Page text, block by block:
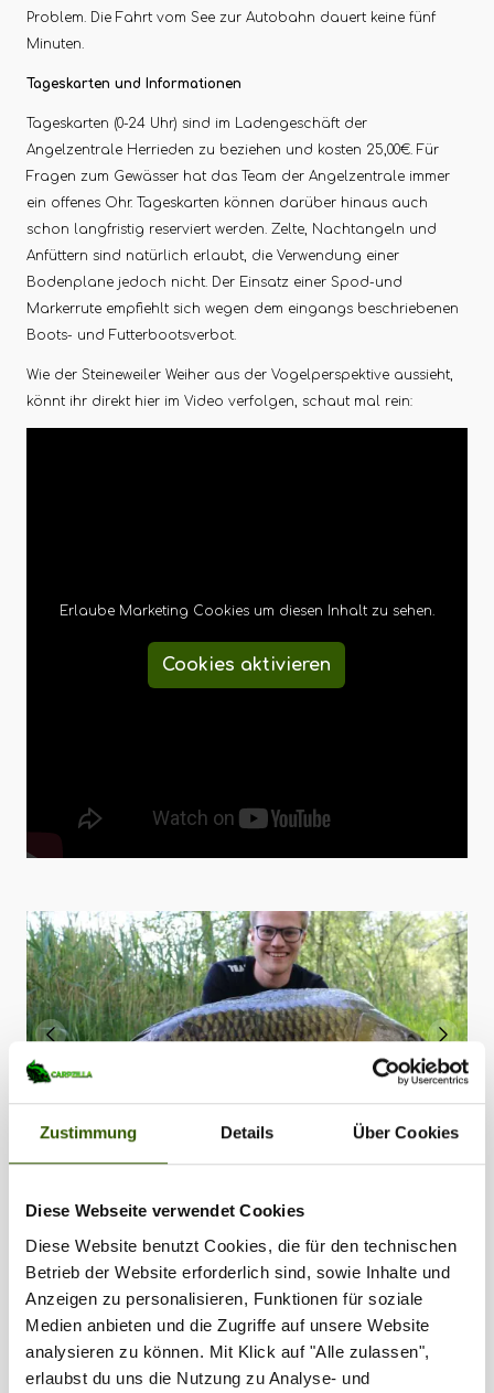
Zustimmung Details Über Cookies
Diese Webseite verwendet Cookies
Diese Website benutzt Cookies, die für den technischen
Betrieb der Website erforderlich sind, sowie Inhalte und
Anzeigen zu personalisieren, Funktionen für soziale
Medien anbieten und die Zugriffe auf unsere Website
analysieren zu können. Mit Klick auf "Alle zulassen",
erlaubst du uns die Nutzung zu Analyse- und
Problem. Die Fahrt vom See zur Autobahn dauert keine fünf
Minuten.
Tageskarten und Informationen
Tageskarten (0-24 Uhr) sind im Ladengeschäft der
Angelzentrale Herrieden zu beziehen und kosten 25,00€. Für
Fragen zum Gewässer hat das Team der Angelzentrale immer
ein offenes Ohr. Tageskarten können darüber hinaus auch
schon langfristig reserviert werden. Zelte, Nachtangeln und
Anfüttern sind natürlich erlaubt, die Verwendung einer
Bodenplane jedoch nicht. Der Einsatz einer Spod-und
Markerrute empfiehlt sich wegen dem eingangs beschriebenen
Boots- und Futterbootsverbot.
Wie der Steineweiler Weiher aus der Vogelperspektive aussieht,
könnt ihr direkt hier im Video verfolgen, schaut mal rein:
Erlaube Marketing Cookies um diesen Inhalt zu sehen.
Cookies aktivieren